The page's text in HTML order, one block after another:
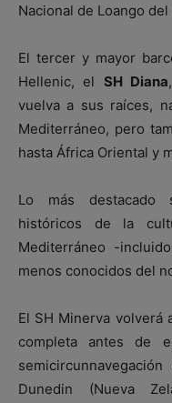
Nacional de Loango del
El tercer y mayor
Hellenic, el SH Diana
vuelva a sus raíces,
Mediterráneo, pero
hasta África Oriental y
Lo más destacado
históricos de la
Mediterráneo -
menos conocidos del
El SH Minerva volverá
completa antes de
Dunedin (Nueva